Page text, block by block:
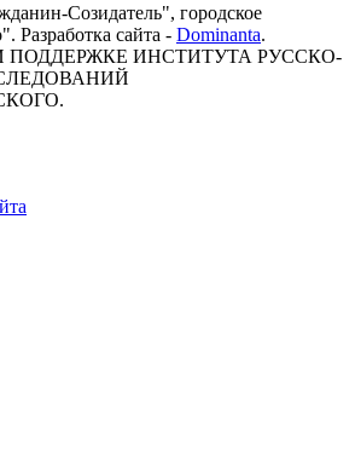
Созидатель", городское
Разработка сайта - Dominanta.
ПОДДЕРЖКЕ ИНСТИТУТА РУССКО-